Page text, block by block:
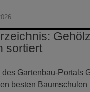
sortiert
des Gartenbau-Portals
besten Baumschulen